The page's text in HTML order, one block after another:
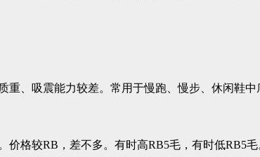
重、吸震能力较差。常用于慢跑、慢步、休闲鞋中
格较RB，差不多。有时高RB5毛，有时低RB5毛